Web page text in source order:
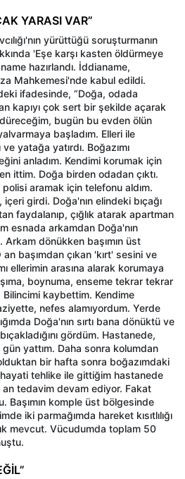
YARASI VAR”
yürüttüğü soruşturmanın
'Eşe karşı kasten öldürmeye
hazırlandı. İddianame,
Mahkemesi'nde kabul edildi.
ifadesinde, “Doğa, odada
kapıyı çok sert bir şekilde açarak
bugün bu evden ölün
başladım. Elleri ile
yatağa yatırdı. Boğazımı
anladım. Kendimi korumak için
ittim. Doğa birden odadan çıktı.
polisi aramak için telefonu aldım.
içeri girdi. Doğa'nın elindeki bıçağı
faydalanıp, çığlık atarak apartman
esnada arkamdan Doğa'nın
dönükken başımın üst
an başımdan çıkan 'kırt' sesini ve
ellerimin arasına alarak korumaya
boynuma, enseme tekrar tekrar
Bilincimi kaybettim. Kendime
nefes alamıyordum. Yerde
Doğa'nın sırtı bana dönüktü ve
gördüm. Hastanede,
yattım. Daha sonra kolumdan
bir hafta sonra boğazımdaki
tehlike ile gittiğim hastanede
tedavim devam ediyor. Fakat
Başımın komple üst bölgesinde
iki parmağımda hareket kısıtlılığı
mevcut. Vücudumda toplam 50